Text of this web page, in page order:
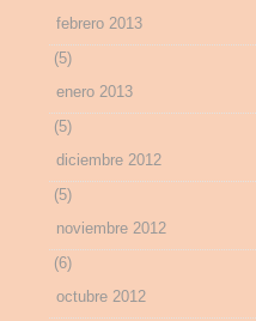
febrero 2013
(5)
enero 2013
(5)
diciembre 2012
(5)
noviembre 2012
(6)
octubre 2012